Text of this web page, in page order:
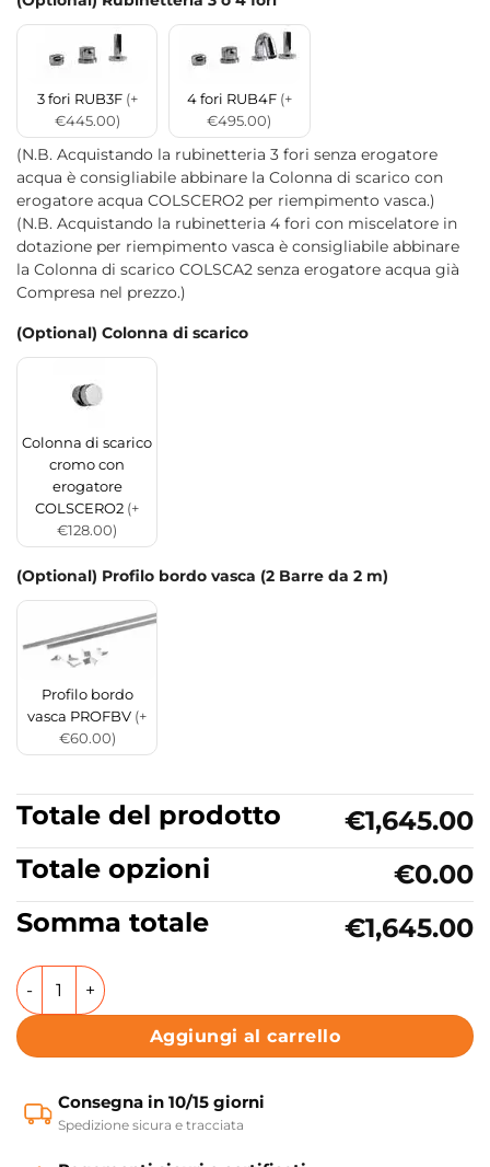
3 fori RUB3F (+
€445.00)
4 fori RUB4F (+
€495.00)
(N.B. Acquistando la rubinetteria 3 fori senza erogatore
acqua è consigliabile abbinare la Colonna di scarico con
erogatore acqua COLSCERO2 per riempimento vasca.)
(N.B. Acquistando la rubinetteria 4 fori con miscelatore in
dotazione per riempimento vasca è consigliabile abbinare
la Colonna di scarico COLSCA2 senza erogatore acqua già
Compresa nel prezzo.)
(Optional) Colonna di scarico
Colonna di scarico
cromo con
erogatore
COLSCERO2 (+
€128.00)
(Optional) Profilo bordo vasca (2 Barre da 2 m)
Profilo bordo
vasca PROFBV (+
€60.00)
Totale del prodotto
€1,645.00
Totale opzioni
€0.00
Somma totale
€1,645.00
Vasca da bagno con idromassaggio 170x70 cm Astra
Aggiungi al carrello
Consegna in 10/15 giorni
Spedizione sicura e tracciata